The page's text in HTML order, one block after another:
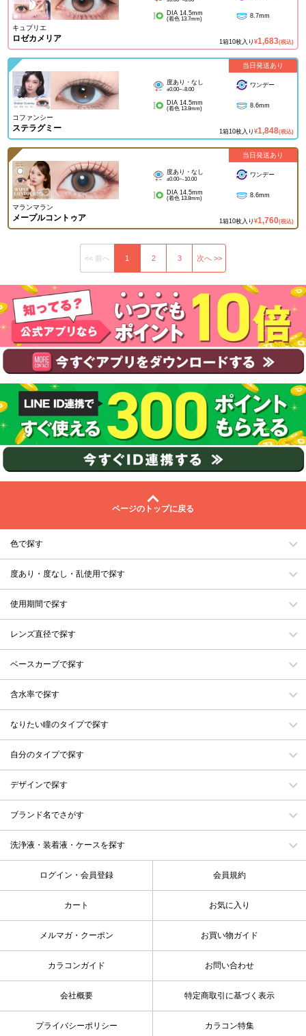
キュプリエ
ロゼカメリア
DIA 14.5mm
(着色 13.7mm) 8.7mm
1箱10枚入り ¥1,683(税込)
コファンシー
ステラグミー
度あり・なし
±0.00~-8.00
ワンデー
DIA 14.5mm
(着色 13.8mm) 8.6mm
1箱10枚入り ¥1,848(税込)
当日発送あり
マランマラン
メープルコントゥア
度あり・なし
±0.00~-10.00
ワンデー
DIA 14.5mm
(着色 13.8mm) 8.6mm
1箱10枚入り ¥1,760(税込)
当日発送あり
<< 前へ 1 2 3 次へ >>
ページのトップに戻る
色で探す
度あり・度なし・乱使用で探す
使用期間で探す
レンズ直径で探す
ベースカーブで探す
含水率で探す
なりたい瞳のタイプで探す
自分のタイプで探す
デザインで探す
ブランド名でさがす
洗浄液・装着液・ケースを探す
ログイン・会員登録 会員規約
カート お気に入り
メルマガ・クーポン お買い物ガイド
カラコンガイド お問い合わせ
会社概要 特定商取引に基づく表示
プライバシーポリシー カラコン特集